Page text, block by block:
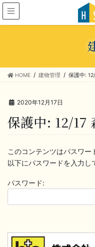
HOME 建物管理 保護中:
2020年12月17日
保護中: 12/
このコンテンツはパスワ
以下にパスワードを入力し
パスワード: